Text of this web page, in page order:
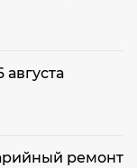
ремонт